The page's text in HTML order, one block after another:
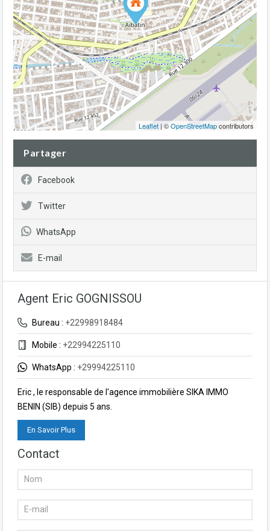
Leaflet | ©OpenStreetMapcontributors
Partager
Facebook
Twitter
WhatsApp
E-mail
Agent Eric GOGNISSOU
Bureau : +22998918484
Mobile : +22994225110
WhatsApp : +29994225110
Eric , le responsable de l'agence immobilière SIKA IMMO
BENIN (SIB) depuis 5 ans.
En Savoir Plus
Contact